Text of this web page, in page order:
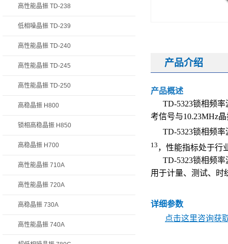
高性能晶振 TD-238
低相噪晶振 TD-239
高性能晶振 TD-240
高性能晶振 TD-245
高性能晶振 TD-250
高稳晶振 H800
锁相高稳晶振 H850
高稳晶振 H700
高性能晶振 710A
高性能晶振 720A
高稳晶振 730A
高性能晶振 740A
产品介绍
产品概述
TD-5323锁相频
考信号与10.23MHz
TD-5323锁相频
13 ，性能指标处于行
TD-5323锁相频
用于计量、测试、时
详细参数
点击这里咨询获